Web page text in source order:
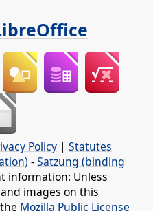
Policy | Statutes
-Satzung (binding
information: Unless
images on this
Mozilla Public License